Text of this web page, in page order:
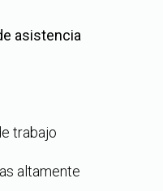
asistencia
trabajo
altamente